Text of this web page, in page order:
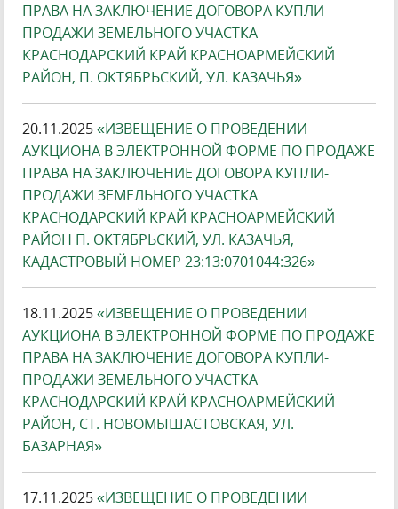
ПРАВА НА ЗАКЛЮЧЕНИЕ ДОГОВОРА КУПЛИ-
ПРОДАЖИ ЗЕМЕЛЬНОГО УЧАСТКА
КРАСНОДАРСКИЙ КРАЙ КРАСНОАРМЕЙСКИЙ
РАЙОН, П. ОКТЯБРЬСКИЙ, УЛ. КАЗАЧЬЯ»
20.11.2025«ИЗВЕЩЕНИЕ О ПРОВЕДЕНИИ
АУКЦИОНА В ЭЛЕКТРОННОЙ ФОРМЕ ПО ПРОДАЖЕ
ПРАВА НА ЗАКЛЮЧЕНИЕ ДОГОВОРА КУПЛИ-
ПРОДАЖИ ЗЕМЕЛЬНОГО УЧАСТКА
КРАСНОДАРСКИЙ КРАЙ КРАСНОАРМЕЙСКИЙ
РАЙОН П. ОКТЯБРЬСКИЙ, УЛ. КАЗАЧЬЯ,
КАДАСТРОВЫЙ НОМЕР 23:13:0701044:326»
18.11.2025«ИЗВЕЩЕНИЕ О ПРОВЕДЕНИИ
АУКЦИОНА В ЭЛЕКТРОННОЙ ФОРМЕ ПО ПРОДАЖЕ
ПРАВА НА ЗАКЛЮЧЕНИЕ ДОГОВОРА КУПЛИ-
ПРОДАЖИ ЗЕМЕЛЬНОГО УЧАСТКА
КРАСНОДАРСКИЙ КРАЙ КРАСНОАРМЕЙСКИЙ
РАЙОН, СТ. НОВОМЫШАСТОВСКАЯ, УЛ.
БАЗАРНАЯ»
17.11.2025«ИЗВЕЩЕНИЕ О ПРОВЕДЕНИИ